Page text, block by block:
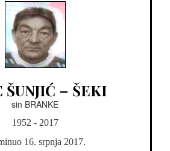
ŠUNJIĆ – ŠEKI
sin BRANKE
1952 - 2017
16. srpnja 2017.